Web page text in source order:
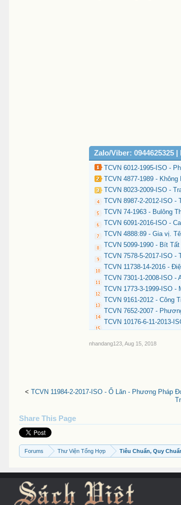
Zalo/Viber: 0944625325
TCVN 6012-1995-ISO -
TCVN 4877-1989 -
TCVN 8023-2009-ISO -
TCVN 8987-2-2012-ISO
TCVN 74-1963 - Bulông
TCVN 6091-2016-ISO -
TCVN 4888:89 - Gia vị.
TCVN 5099-1990 - Bít
TCVN 7578-5-2017-ISO -
TCVN 11738-14-2016 -
TCVN 7301-1-2008-ISO -
TCVN 1773-3-1999-ISO
TCVN 9161-2012 - Công
TCVN 7652-2007 -
TCVN 10176-6-11-2013-
nhandang123 Aug 15, 2018
< TCVN 11984-2-2017-ISO - Ổ Lăn - Phương Pháp
Share This Page
Forums Thư Viện Tổng Hợp Tiêu Chuẩn, Quy